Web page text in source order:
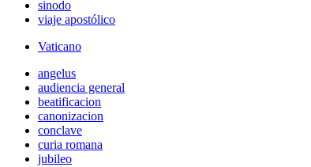
sinodo
viaje apostólico
Vaticano
angelus
audiencia general
beatificacion
canonizacion
conclave
curia romana
jubileo